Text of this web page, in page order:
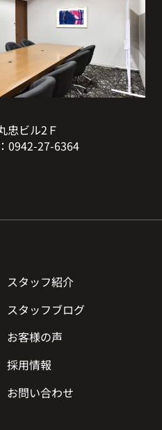
忠ビル2Ｆ
0942-27-6364
スタッフ紹介
スタッフブログ
お客様の声
採用情報
お問い合わせ